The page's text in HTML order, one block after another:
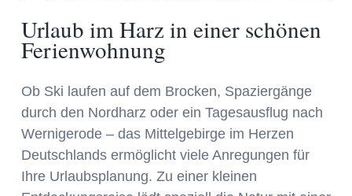
Urlaub im Harz in einer schönen
Ferienwohnung
Ob Ski laufen auf dem Brocken, Spaziergänge
durch den Nordharz oder ein Tagesausflug nach
Wernigerode – das Mittelgebirge im Herzen
Deutschlands ermöglicht viele Anregungen für
Ihre Urlaubsplanung. Zu einer kleinen